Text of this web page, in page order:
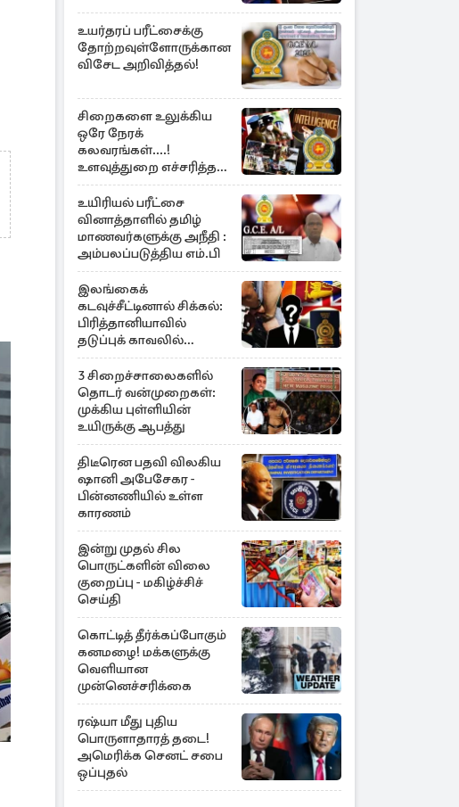
உயர்தரப் பரீட்சைக்கு
தோற்றவுள்ளோருக்கான
விசேட அறிவித்தல்!
சிறைகளை உலுக்கிய
ஒரே நேரக்
கலவரங்கள்....!
உளவுத்துறை எச்சரித்த
பாரிய சதி அம்பலம்
உயிரியல் பரீட்சை
வினாத்தாளில் தமிழ்
மாணவர்களுக்கு அநீதி :
அம்பலப்படுத்திய எம்.பி
இலங்கைக்
கடவுச்சீட்டினால் சிக்கல்:
பிரித்தானியாவில்
தடுப்புக் காவலில்
முன்னாள் எம்.பி!
3 சிறைச்சாலைகளில்
தொடர் வன்முறைகள்:
முக்கிய புள்ளியின்
உயிருக்கு ஆபத்து
திடீரென பதவி விலகிய
ஷானி அபேசேகர -
பின்னணியில் உள்ள
காரணம்
இன்று முதல் சில
பொருட்களின் விலை
குறைப்பு - மகிழ்ச்சிச்
செய்தி
கொட்டித் தீர்க்கப்போகும்
கனமழை! மக்களுக்கு
வெளியான
முன்னெச்சரிக்கை
ரஷ்யா மீது புதிய
பொருளாதாரத் தடை!
அமெரிக்க செனட் சபை
ஒப்புதல்